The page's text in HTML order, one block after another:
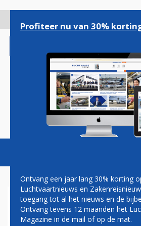
gaan
Magazine Podcasts
ANTALYA
Profiteer nu van 30%
Ontvang een jaar lang 30% korting
Luchtvaartnieuws en
toegang tot al het nieuws en de
Ontvang tevens 12 maanden het
Magazine in de mail of op de mat.